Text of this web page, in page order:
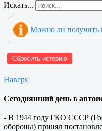
Искать...
Можно ли получить
Сбросить историю
Наверх
Сегодняшний день в
- В 1944 году ГКО СССР
обороны) принял